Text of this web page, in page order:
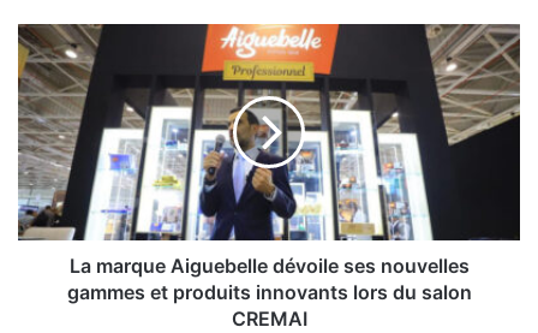
La
marque
Aiguebelle
dévoile
ses
nouvelles
gammes
et
produits
innovantsLa marque Aiguebelle dévoile ses nouvelles
gammes et produits innovants lors du salon
CREMAI